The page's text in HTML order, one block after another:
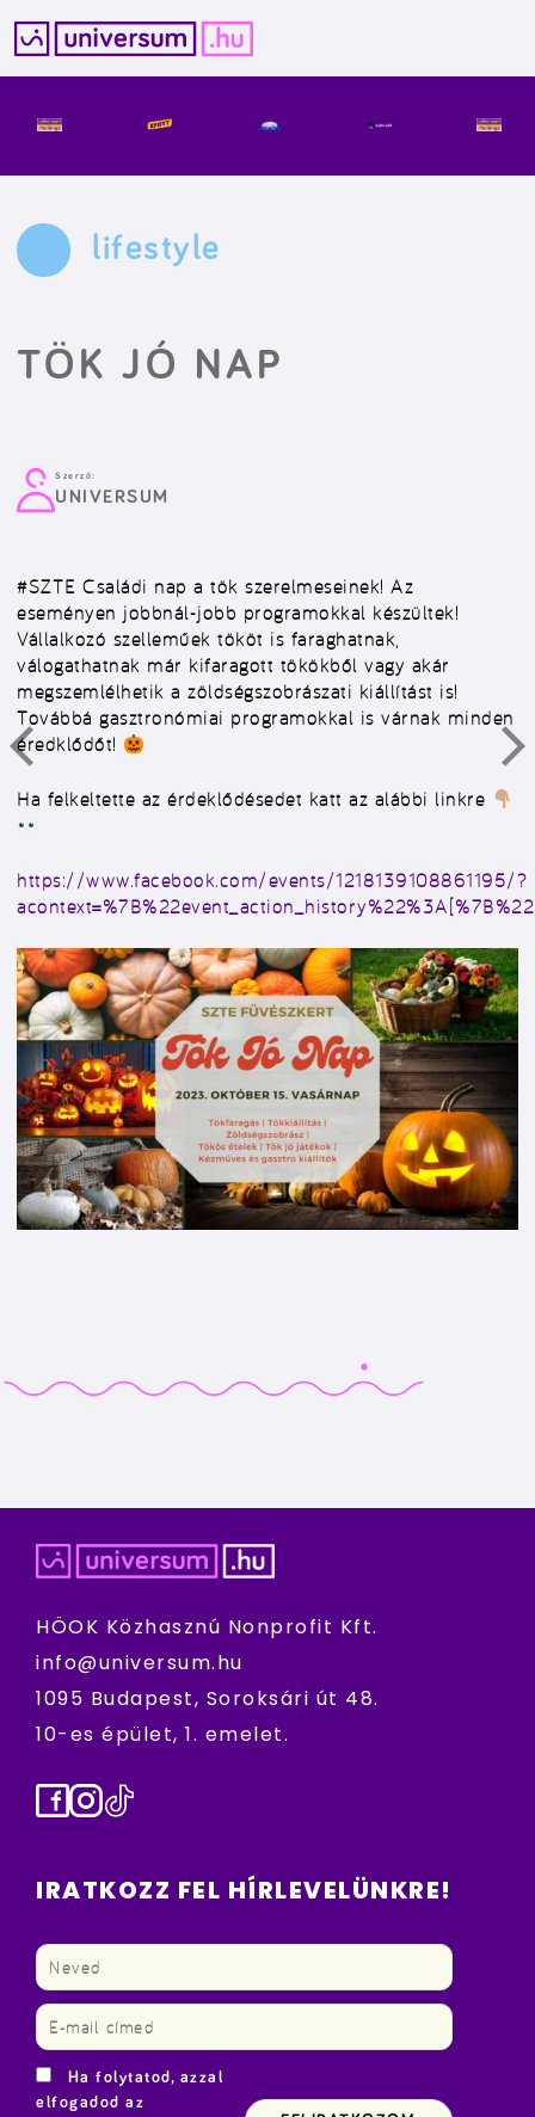
tartalomba
lifestyle
TÖK JÓ NAP
Szerző:
UNIVERSUM
#SZTE Családi nap a tök szerelmeseinek! Az
eseményen jobbnál-jobb programokkal készültek!
Vállalkozó szelleműek tököt is faraghatnak,
válogathatnak már kifaragott tökökből vagy akár
megszemlélhetik a zöldségszobrászati kiállítást is!
Továbbá gasztronómiai programokkal is várnak minden
éredklődőt!
Ha felkeltette az érdeklődésedet katt az alábbi linkre
https://www.facebook.com/events/1218139108861195/?
HÖOK Közhasznú Nonprofit Kft.
info@universum.hu
1095 Budapest, Soroksári út 48.
10-es épület, 1. emelet.
Facebook
Instagram
TikTok
IRATKOZZ FEL HÍRLEVELÜNKRE!
Ha folytatod, azzal
elfogadod az